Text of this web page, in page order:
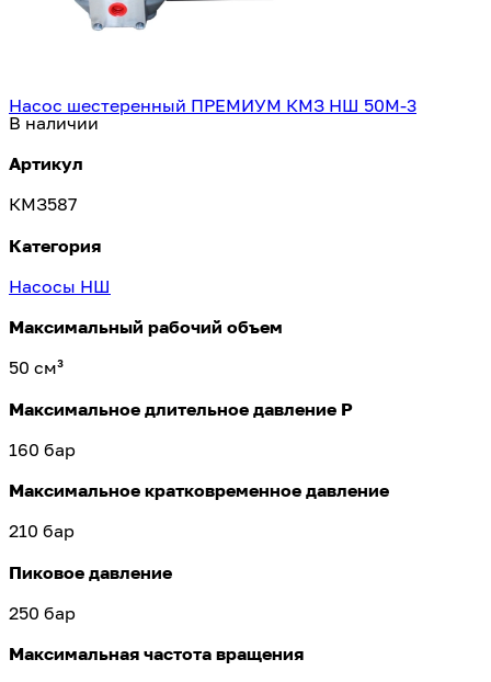
Насос шестеренный ПРЕМИУМ КМЗ НШ 50М-3
В наличии
Артикул
КМЗ587
Категория
Насосы НШ
Максимальный рабочий объем
50 см³
Максимальное длительное давление Р
160 бар
Максимальное кратковременное давление
210 бар
Пиковое давление
250 бар
Максимальная частота вращения